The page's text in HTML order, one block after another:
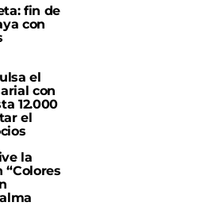
fin de
con
el
con
12.000
el
la
“Colores